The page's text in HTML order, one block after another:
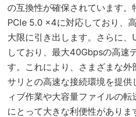
の互換性が確保されています。
PCIe 5.0 x4に対応しており、
大限に引き出します。さらに、
しており、最大40Gbpsの高速
す。これにより、さまざまな外
サリとの高速な接続環境を提供
ィブ作業や大容量ファイルの
にとって大きな利便性がありま